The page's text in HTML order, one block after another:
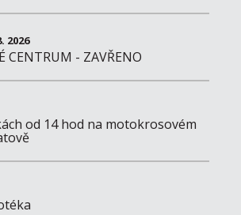
2026
CENTRUM - ZAVŘENO
od 14 hod na motokrosovém